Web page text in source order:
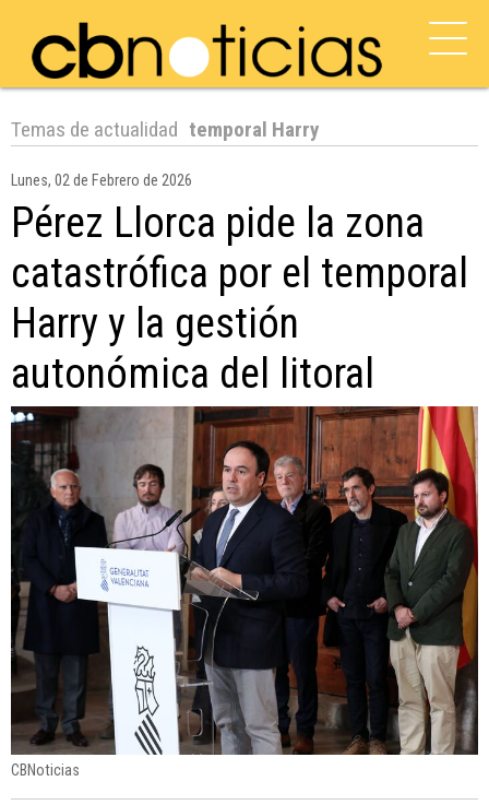
Temas de actualidad temporal Harry
Lunes, 02 de Febrero de 2026
Pérez Llorca pide la zona
catastrófica por el temporal
Harry y la gestión
autonómica del litoral
CBNoticias